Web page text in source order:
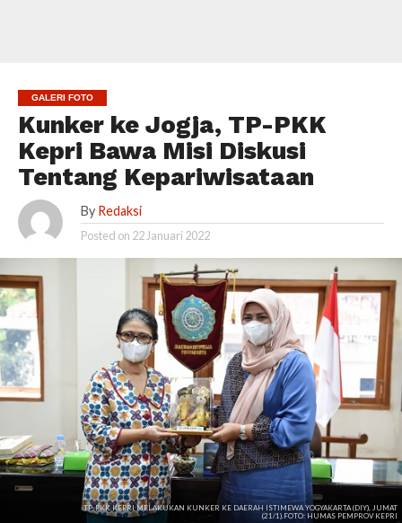
GALERI FOTO
Kunker ke Jogja, TP-PKK
Kepri Bawa Misi Diskusi
Tentang Kepariwisataan
By Redaksi
Posted on 22 Januari 2022
TP-PKK KEPRI MELAKUKAN KUNKER KE DAERAH ISTIMEWA YOGYAKARTA (DIY), JUMAT
(21/1).FOTO: HUMAS PEMPROV KEPRI